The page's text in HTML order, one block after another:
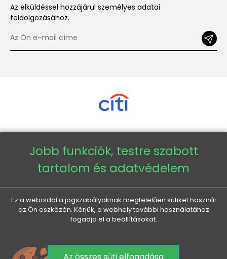
Az elküldéssel hozzájárul személyes adatai
feldolgozásához.
Copyright © 2026 - Veneti™
Veneti HU
Veneti CZ
Jobb funkciók, testre szabott
tartalom és adatvédelem
Ez a weboldal a jogszabályoknak megfelelően sütiket használ
az Ön eszközén. Kérjük, a webhely további használatához
fogadja el a beállításokat.